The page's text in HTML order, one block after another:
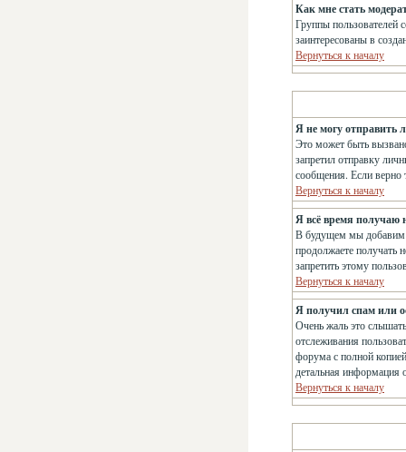
Как мне стать
Группы пользователей
заинтересованы в
Вернуться к началу
Я не могу отправить
Это может быть
запретил отправку
сообщения. Если верно
Вернуться к началу
Я всё время получаю
В будущем мы добавим
продолжаете получать
запретить этому
Вернуться к началу
Я получил спам или
Очень жаль это
отслеживания
форума с полной
детальная информация
Вернуться к началу